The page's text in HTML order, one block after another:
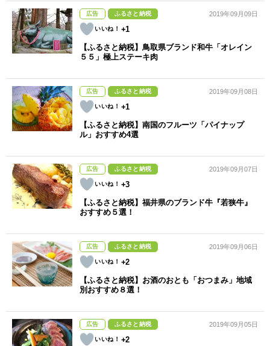
広告 ふるさと納税
+1
2019年09月09日
【ふるさと納税】鳥取県ブランド和牛「オレイン
５５」極上ステーキ肉
広告 ふるさと納税
+1
2019年09月08日
【ふるさと納税】南国のフルーツ「パイナップ
ル」おすすめ4選
広告 ふるさと納税
+3
2019年09月07日
【ふるさと納税】福井県のブランド牛『若狭牛』
おすすめ５選！
広告 ふるさと納税
+2
2019年09月06日
【ふるさと納税】お酒のおとも「おつまみ」地域
別おすすめ８選！
広告 ふるさと納税
+2
2019年09月05日